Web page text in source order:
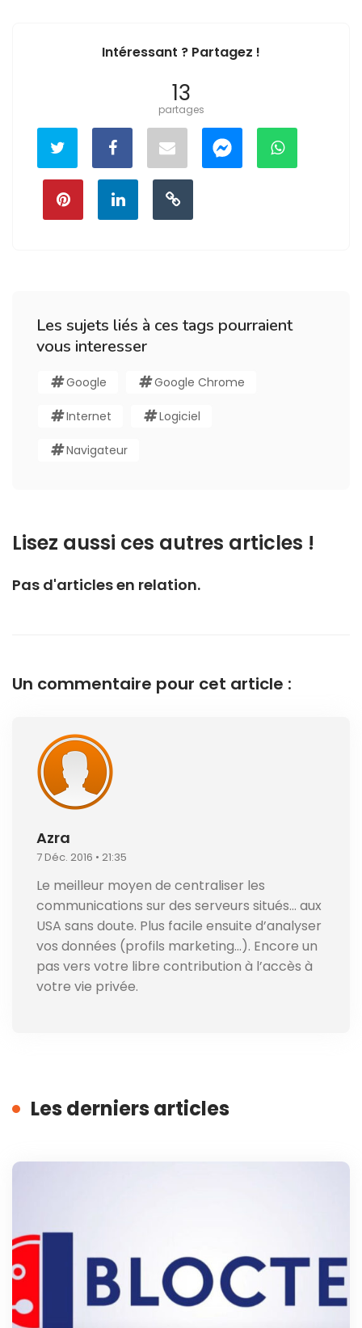
Intéressant ? Partagez !
13
partages
Les sujets liés à ces tags pourraient
vous interesser
Google Google Chrome
Internet Logiciel
Navigateur
Lisez aussi ces autres articles !
Pas d'articles en relation.
Un commentaire pour cet article :
Azra
7 Déc. 2016 • 21:35
Le meilleur moyen de centraliser les
communications sur des serveurs situés… aux
USA sans doute. Plus facile ensuite d’analyser
vos données (profils marketing…). Encore un
pas vers votre libre contribution à l’accès à
votre vie privée.
Les derniers articles